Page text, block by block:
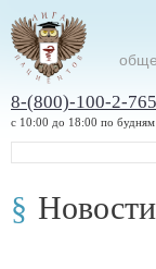
8-(800)-100-2-765
с 10:00 до 18:00 по будням
Новости